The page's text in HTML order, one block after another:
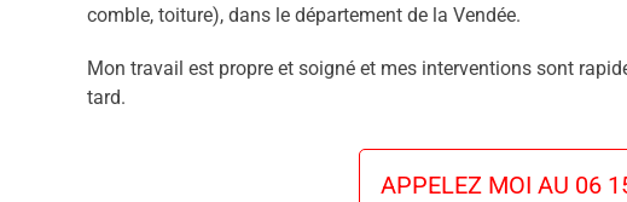
comble, toiture), dans le département de la Vendée.
Mon travail est propre et soigné et mes interventions sont
tard.
APPELEZ MOI AU 06